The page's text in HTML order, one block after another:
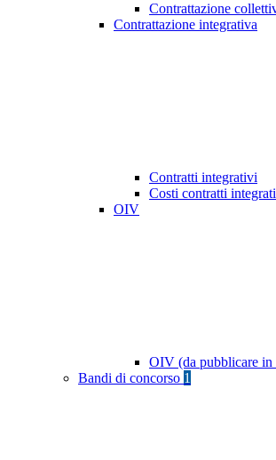
Contrattazione
Contrattazione integrativa
Contratti integrativi
Costi contratti
OIV
OIV (da pubblicare in
Bandi di concorso 1